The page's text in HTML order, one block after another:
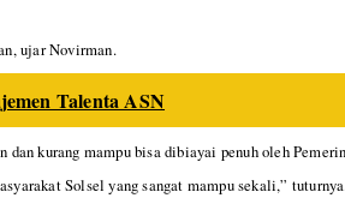
ujar Novirman.
Talenta ASN
kurang mampu bisa dibiayai penuh oleh
Solsel yang sangat mampu sekali,”